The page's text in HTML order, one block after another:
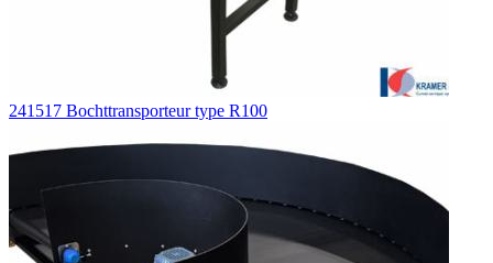
241517 Bochttransporteur type R100